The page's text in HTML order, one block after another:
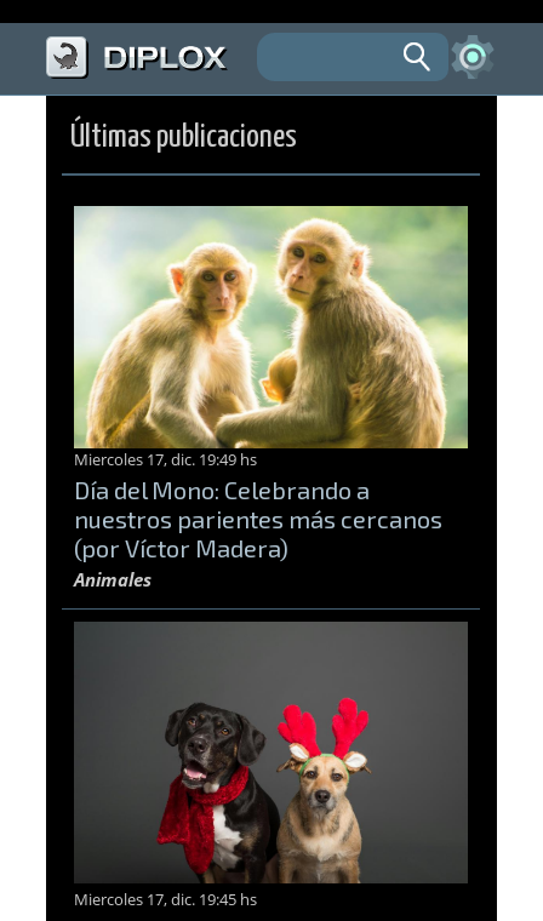
Últimas publicaciones
Miercoles 17, dic. 19:49 hs
Día del Mono: Celebrando a
nuestros parientes más cercanos
(por Víctor Madera)
Animales
Miercoles 17, dic. 19:45 hs